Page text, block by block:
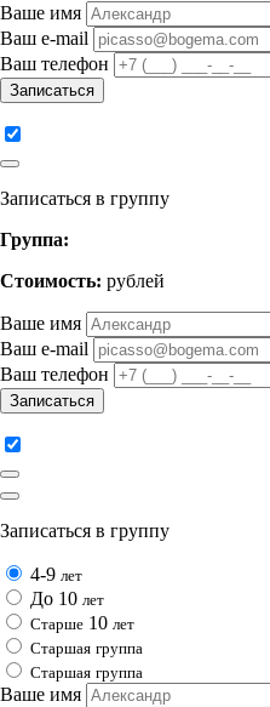
Ваше имя
Ваш e-mail
Ваш телефон
Записаться
Записаться в группу
Группа:
Стоимость: рублей
Ваше имя
Ваш e-mail
Ваш телефон
Записаться
Записаться в группу
4-9 лет
До 10 лет
Cтарше 10 лет
Cтаршая группа
Cтаршая группа
Ваше имя